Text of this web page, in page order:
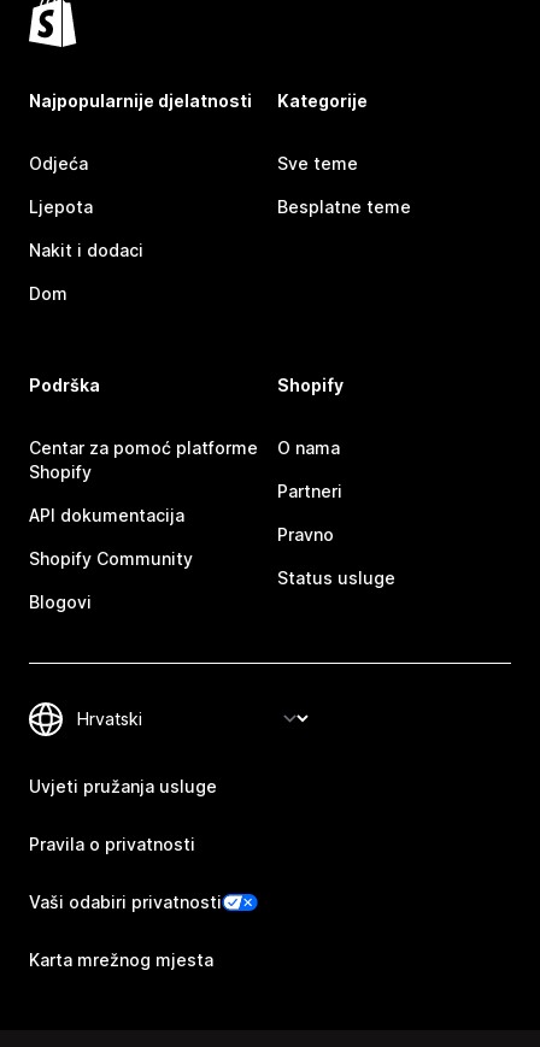
Najpopularnije djelatnosti
Odjeća
Ljepota
Nakit i dodaci
Dom
Kategorije
Sve teme
Besplatne teme
Podrška
Centar za pomoć platforme
Shopify
API dokumentacija
Shopify Community
Blogovi
Shopify
O nama
Partneri
Pravno
Status usluge
Uvjeti pružanja usluge
Pravila o privatnosti
Vaši odabiri privatnosti
Karta mrežnog mjesta